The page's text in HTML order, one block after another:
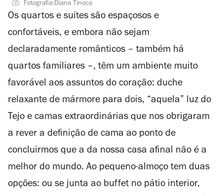
de
4
Fotografia:Diana Tinoco
Os quartos e suítes são espaçosos e
confortáveis, e embora não sejam
declaradamente românticos – também há
quartos familiares –, têm um ambiente muito
favorável aos assuntos do coração: duche
relaxante de mármore para dois, “aquela” luz do
Tejo e camas extraordinárias que nos obrigaram
a rever a definição de cama ao ponto de
concluirmos que a da nossa casa afinal não é a
melhor do mundo. Ao pequeno-almoço tem duas
opções: ou se junta ao buffet no pátio interior,